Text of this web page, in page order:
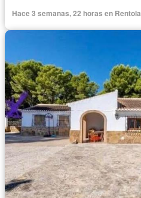
Hace 3 semanas, 22 horas en Rentola